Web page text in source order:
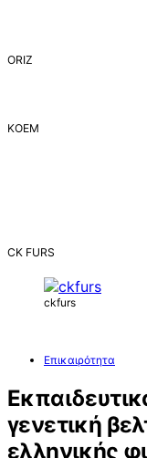
ORIZ
ΚΟΕΜ
CK FURS
ckfurs
Επικαιρότητα
γενετική
ελληνικής